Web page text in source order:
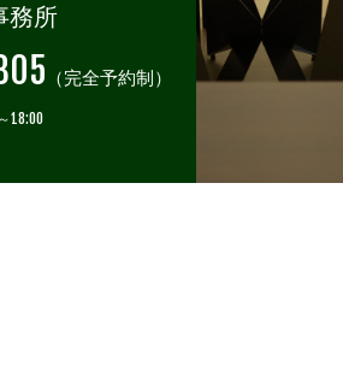
務所
（完全予約制）
18:00